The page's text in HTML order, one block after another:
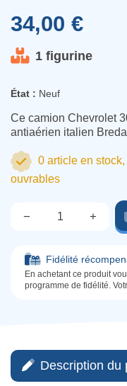
34,00 €
1 figurine
État : Neuf
Ce camion Chevrolet
antiaérien italien
0 article en
ouvrables
− +
Fidélité
En achetant ce produit
programme de fidélité.
Description du